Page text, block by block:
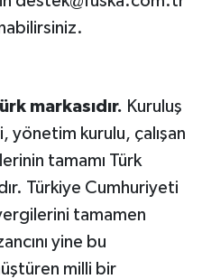
markasıdır. Kuruluş
yönetim kurulu, çalışan
tamamı Türk
Türkiye Cumhuriyeti
tamamen
yine bu
milli bir